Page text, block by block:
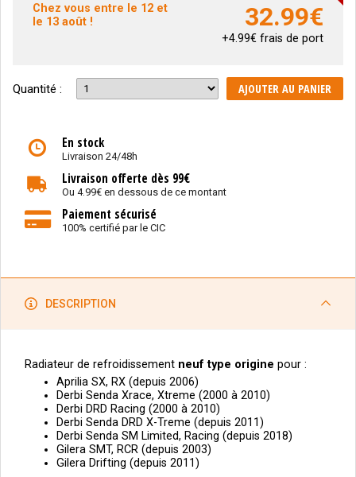
Chez vous entre le 12 et
le 13 août !
32.99€
+4.99€ frais de port
Quantité : AJOUTER AU PANIER
En stock
Livraison 24/48h
Livraison offerte dès 99€
Ou 4.99€ en dessous de ce montant
Paiement sécurisé
100% certifié par le CIC
DESCRIPTION
Radiateur de refroidissement neuf type origine pour :
Aprilia SX, RX (depuis 2006)
Derbi Senda Xrace, Xtreme (2000 à 2010)
Derbi DRD Racing (2000 à 2010)
Derbi Senda DRD X-Treme (depuis 2011)
Derbi Senda SM Limited, Racing (depuis 2018)
Gilera SMT, RCR (depuis 2003)
Gilera Drifting (depuis 2011)